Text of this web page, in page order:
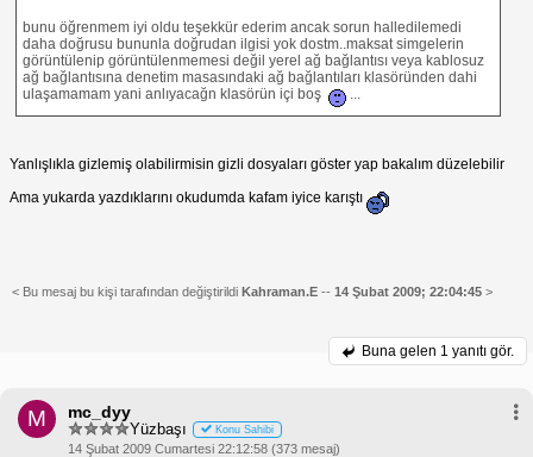
bunu öğrenmem iyi oldu teşekkür ederim ancak sorun halledilemedi
daha doğrusu bununla doğrudan ilgisi yok dostm..maksat simgelerin
görüntülenip görüntülenmemesi değil yerel ağ bağlantısı veya kablosuz
ağ bağlantısına denetim masasındaki ağ bağlantıları klasöründen dahi
ulaşamamam yani anlıyacağn klasörün içi boş
Yanlışlıkla gizlemiş olabilirmisin gizli dosyaları göster yap bakalım düzelebilir
Ama yukarda yazdıklarını okudumda kafam iyice karıştı
< Bu mesaj bu kişi tarafından değiştirildi Kahraman.E -- 14 Şubat 2009; 22:04:45 >
Buna gelen 1 yanıtı gör.
M mc_dyy
Yüzbaşı Konu Sahibi
14 Şubat 2009 Cumartesi 22:12:58 (373 mesaj)